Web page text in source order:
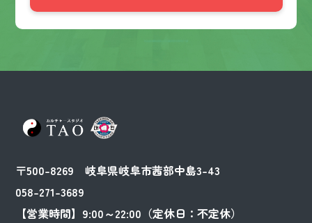
〒500-8269 岐阜県岐阜市茜部中島3-43
058-271-3689
【営業時間】9:00～22:00（定休日：不定休）